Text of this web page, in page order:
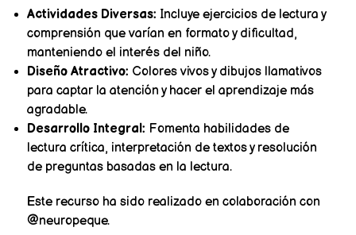
Actividades Diversas: Incluye ejercicios de lectura y
comprensión que varían en formato y dificultad,
manteniendo el interés del niño.
Diseño Atractivo: Colores vivos y dibujos llamativos
para captar la atención y hacer el aprendizaje más
agradable.
Desarrollo Integral: Fomenta habilidades de
lectura crítica, interpretación de textos y resolución
de preguntas basadas en la lectura.
Este recurso ha sido realizado en colaboración con
@neuropeque.